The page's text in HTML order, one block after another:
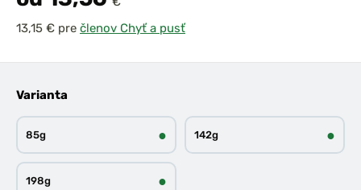
pre členov Chyť a pusť
Varianta
85g ● 142g ●
198g ●